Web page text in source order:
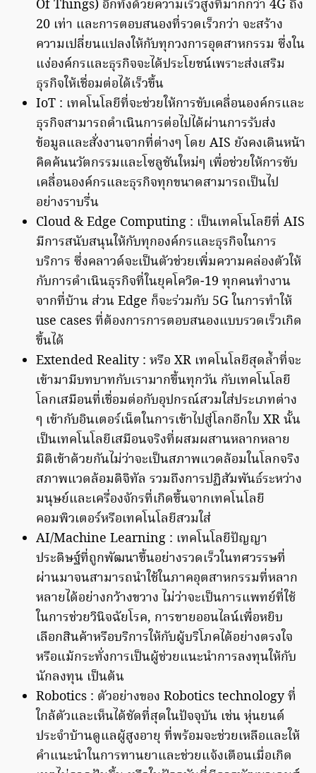
Of Things) อีกทั้งด้วยความเร็วสูงที่มากกว่า 4G ถึง
20 เท่า และการตอบสนองที่รวดเร็วกว่า จะสร้าง
ความเปลี่ยนแปลงให้กับทุกวงการอุตสาหกรรม ซึ่งใน
แง่องค์กรและธุรกิจจะได้ประโยชน์เพราะส่งเสริม
ธุรกิจให้เชื่อมต่อได้เร็วขึ้น
IoT : เทคโนโลยีที่จะช่วยให้การขับเคลื่อนองค์กรและ
ธุรกิจสามารถดำเนินการต่อไปได้ผ่านการรับส่ง
ข้อมูลและสั่งงานจากที่ต่างๆ โดย AIS ยังคงเดินหน้า
คิดค้นนวัตกรรมและโซลูชันใหม่ๆ เพื่อช่วยให้การขับ
เคลื่อนองค์กรและธุรกิจทุกขนาดสามารถเป็นไป
อย่างราบรื่น
Cloud & Edge Computing : เป็นเทคโนโลยีที่ AIS
มีการสนับสนุนให้กับทุกองค์กรและธุรกิจในการ
บริการ ซึ่งคลาวด์จะเป็นตัวช่วยเพิ่มความคล่องตัวให้
กับการดำเนินธุรกิจที่ในยุคโควิด-19 ทุกคนทำงาน
จากที่บ้าน ส่วน Edge ก็จะร่วมกับ 5G ในการทำให้
use cases ที่ต้องการการตอบสนองแบบรวดเร็วเกิด
ขึ้นได้
Extended Reality : หรือ XR เทคโนโลยีสุดล้ำที่จะ
เข้ามามีบทบาทกับเรามากขึ้นทุกวัน กับเทคโนโลยี
โลกเสมือนที่เชื่อมต่อกับอุปกรณ์สวมใส่ประเภทต่าง
ๆ เข้ากับอินเตอร์เน็ตในการเข้าไปสู่โลกอีกใบ XR นั้น
เป็นเทคโนโลยีเสมือนจริงที่ผสมผสานหลากหลาย
มิติเข้าด้วยกันไม่ว่าจะเป็นสภาพแวดล้อมในโลกจริง
สภาพแวดล้อมดิจิทัล รวมถึงการปฏิสัมพันธ์ระหว่าง
มนุษย์และเครื่องจักรที่เกิดขึ้นจากเทคโนโลยี
คอมพิวเตอร์หรือเทคโนโลยีสวมใส่
AI/Machine Learning : เทคโนโลยีปัญญา
ประดิษฐ์ที่ถูกพัฒนาขึ้นอย่างรวดเร็วในทศวรรษที่
ผ่านมาจนสามารถนำใช้ในภาคอุตสาหกรรมที่หลาก
หลายได้อย่างกว้างขวาง ไม่ว่าจะเป็นการแพทย์ที่ใช้
ในการช่วยวินิจฉัยโรค, การขายออนไลน์เพื่อหยิบ
เลือกสินค้าหรือบริการให้กับผู้บริโภคได้อย่างตรงใจ
หรือแม้กระทั่งการเป็นผู้ช่วยแนะนำการลงทุนให้กับ
นักลงทุน เป็นต้น
Robotics : ตัวอย่างของ Robotics technology ที่
ใกล้ตัวและเห็นได้ชัดที่สุดในปัจจุบัน เช่น หุ่นยนต์
ประจำบ้านดูแลผู้สูงอายุ ที่พร้อมจะช่วยเหลือและให้
คำแนะนำในการทานยาและช่วยแจ้งเตือนเมื่อเกิด